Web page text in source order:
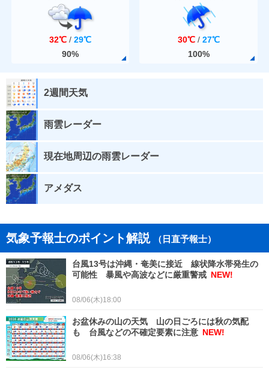
32℃ / 29℃
90%
30℃ / 27℃
100%
2週間天気
雨雲レーダー
現在地周辺の雨雲レーダー
アメダス
気象予報士のポイント解説 （日直予報士）
台風13号は沖縄・奄美に接近 線状降水帯発生の
可能性 暴風や高波などに厳重警戒 NEW!
08/06(木)18:00
お盆休みの山の天気 山の日ごろには秋の気配
も 台風などの不確定要素に注意 NEW!
08/06(木)16:38